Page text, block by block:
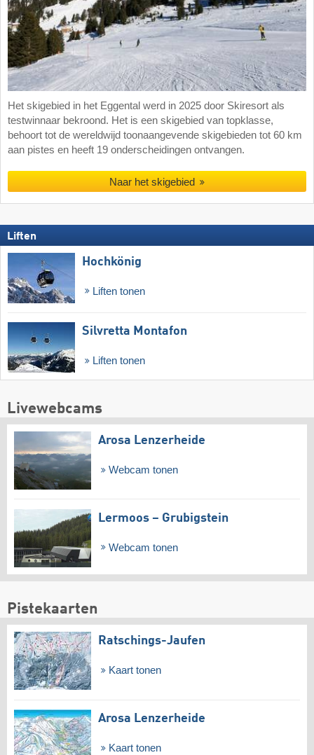
Het skigebied in het Eggental werd in 2025 door Skiresort als
testwinnaar bekroond. Het is een skigebied van topklasse,
behoort tot de wereldwijd toonaangevende skigebieden tot 60 km
aan pistes en heeft 19 onderscheidingen ontvangen.
Naar het skigebied
Liften
Hochkönig
Liften tonen
Silvretta Montafon
Liften tonen
Livewebcams
Arosa Lenzerheide
Webcam tonen
Lermoos – Grubigstein
Webcam tonen
Pistekaarten
Ratschings-Jaufen
Kaart tonen
Arosa Lenzerheide
Kaart tonen